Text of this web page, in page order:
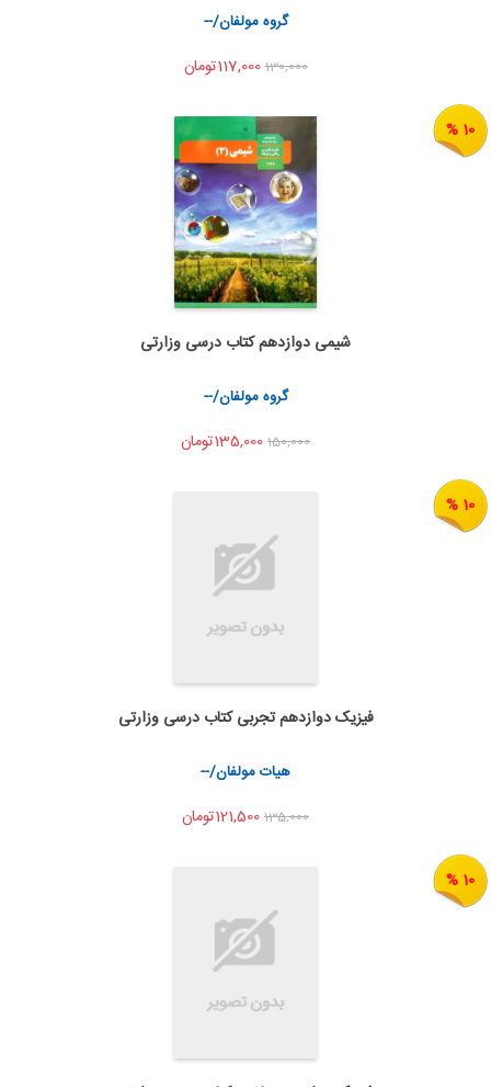
اشتراک گذاری
گروه مولفان/--
130,000117,000تومان
10 %
اضافه به سبد خرید
اشتراک گذاری
شیمی دوازدهم کتاب درسی وزارتی
گروه مولفان/--
150,000
10 %
اضافه به سبد خرید
اشتراک گذاری
فیزیک دوازدهم تجربی کتاب درسی وزارتی
هیات مولفان/--
135,000
10 %